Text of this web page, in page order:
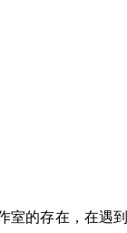
室的存在，在遇